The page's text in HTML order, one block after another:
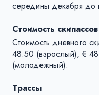
середины декабря до
Стоимость скипассов
Стоимость дневного
48.50 (взрослый), €
(молодежный).
Трассы